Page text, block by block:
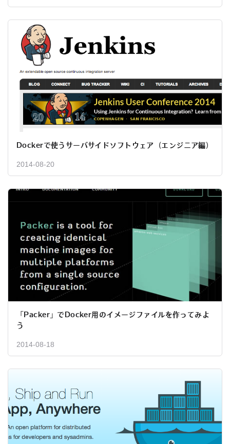
Dockerで使うサーバサイドソフトウェア（エンジニア編）
2014-08-20
「Packer」でDocker用のイメージファイルを作ってみよ
う
2014-08-18